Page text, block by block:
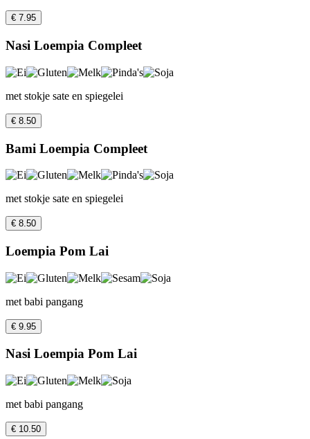
€ 7.95
Nasi Loempia Compleet
met stokje sate en spiegelei
€ 8.50
Bami Loempia Compleet
met stokje sate en spiegelei
€ 8.50
Loempia Pom Lai
met babi pangang
€ 9.95
Nasi Loempia Pom Lai
met babi pangang
€ 10.50